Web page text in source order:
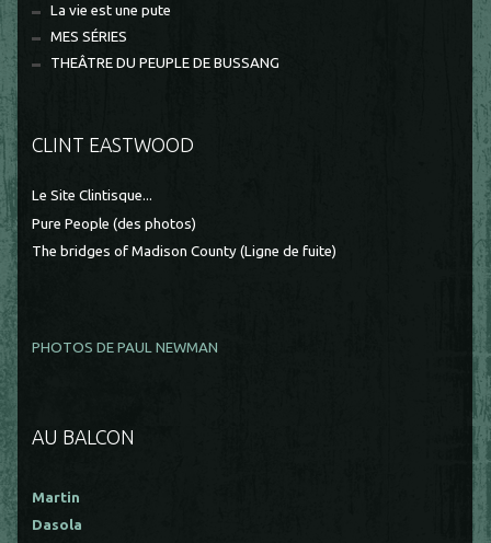
La vie est une pute
MES SÉRIES
THEÂTRE DU PEUPLE DE BUSSANG
CLINT EASTWOOD
Le Site Clintisque...
Pure People (des photos)
The bridges of Madison County (Ligne de fuite)
PHOTOS DE PAUL NEWMAN
AU BALCON
Martin
Dasola